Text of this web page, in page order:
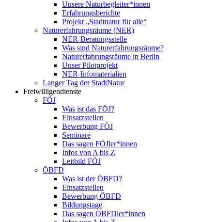
Unsere Naturbegleiter*innen
Erfahrungsberichte
Projekt „Stadtnatur für alle“
Naturerfahrungsräume (NER)
NER-Beratungsstelle
Was sind Naturerfahrungsräume?
Naturerfahrungsräume in Berlin
Unser Pilotprojekt
NER-Infomaterialien
Langer Tag der StadtNatur
Freiwilligendienste
FÖJ
Was ist das FÖJ?
Einsatzstellen
Bewerbung FÖJ
Seminare
Das sagen FÖJler*innen
Infos von A bis Z
Leitbild FÖJ
ÖBFD
Was ist der ÖBFD?
Einsatzstellen
Bewerbung ÖBFD
Bildungstage
Das sagen ÖBFDler*innen